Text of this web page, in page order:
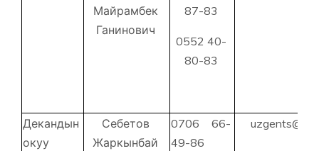
Майрамбек
Ганинович
87-83
0552 40-
80-83
Декандын
окуу
Себетов
Жаркынбай
0706 66-
49-86